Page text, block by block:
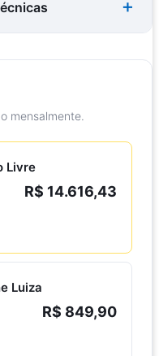
mensalmente.
Livre
R$ 14.616,43
Luiza
R$ 849,90